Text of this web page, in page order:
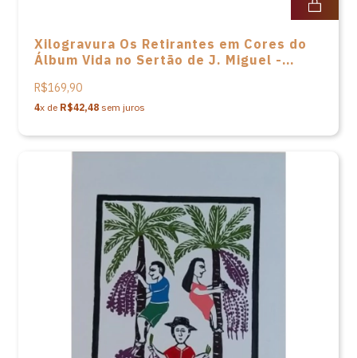
Xilogravura Os Retirantes em Cores do
Álbum Vida no Sertão de J. Miguel -
R$169,90
4x de R$42,48 sem juros